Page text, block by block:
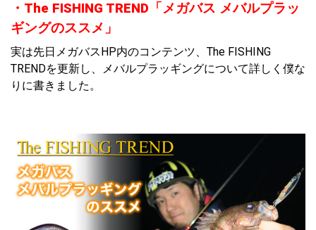
・The FISHING TREND「メガバス メバルプラッ
ギングのススメ」
実は先日メガバスHP内のコンテンツ、The FISHING
TRENDを更新し、メバルプラッギングについて詳しく僕な
りに書きました。